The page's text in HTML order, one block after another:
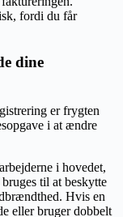
fordi du får
dine
er frygten
i at ændre
i hovedet,
til at beskytte
Hvis en
eller bruger dobbelt